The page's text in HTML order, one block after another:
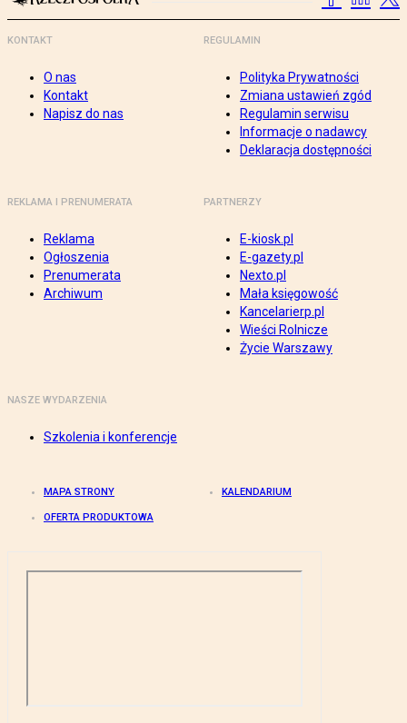
KONTAKT
O nas
Kontakt
Napisz do nas
REGULAMIN
Polityka Prywatności
Zmiana ustawień zgód
Regulamin serwisu
Informacje o nadawcy
Deklaracja dostępności
REKLAMA I PRENUMERATA
Reklama
Ogłoszenia
Prenumerata
Archiwum
PARTNERZY
E-kiosk.pl
E-gazety.pl
Nexto.pl
Mała księgowość
Kancelarierp.pl
Wieści Rolnicze
Życie Warszawy
NASZE WYDARZENIA
Szkolenia i konferencje
MAPA STRONY KALENDARIUM
OFERTA PRODUKTOWA